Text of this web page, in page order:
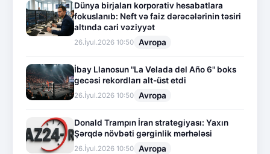
Dünya birjaları korporativ hesabatlara
fokuslanıb: Neft və faiz dərəcələrinin təsiri
altında cari vəziyyət
26.İyul.2026 10:50 Avropa
İbay Llanosun "La Velada del Año 6" boks
gecəsi rekordları alt-üst etdi
26.İyul.2026 10:50 Avropa
Donald Trampın İran strategiyası: Yaxın
Şərqdə növbəti gərginlik mərhələsi
26.İyul.2026 10:50 Avropa